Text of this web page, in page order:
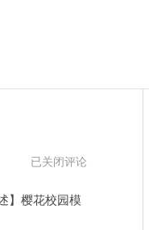
樱
园
已关闭评论
】樱花校园模